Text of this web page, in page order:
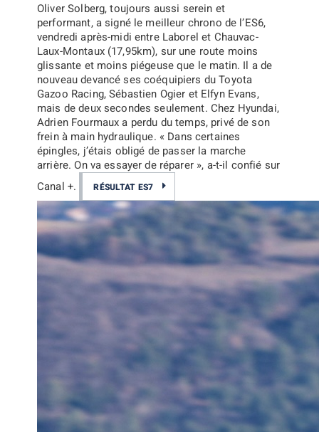
Oliver Solberg, toujours aussi serein et
performant, a signé le meilleur chrono de l’ES6,
vendredi après-midi entre Laborel et Chauvac-
Laux-Montaux (17,95km), sur une route moins
glissante et moins piégeuse que le matin. Il a de
nouveau devancé ses coéquipiers du Toyota
Gazoo Racing,Sébastien Ogier et Elfyn Evans,
mais de deux secondes seulement. Chez Hyundai,
Adrien Fourmauxa perdu du temps, privé de son
frein à main hydraulique. « Dans certaines
épingles, j’étais obligé de passer la marche
arrière. On va essayer de réparer », a-t-il confié sur
Canal +.
RÉSULTAT ES7